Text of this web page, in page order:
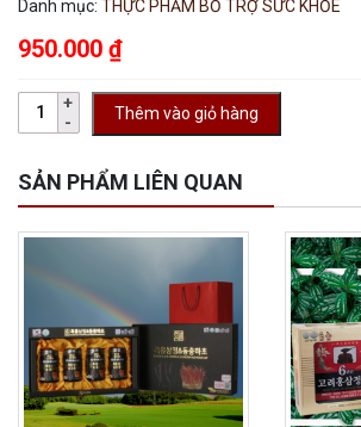
Danh mục: THỰC PHẨM BỔ TRỢ SỨC KHỎE
950.000 ₫
Thêm vào giỏ hàng
SẢN PHẨM LIÊN QUAN